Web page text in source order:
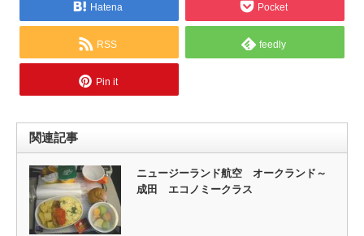
Hatena Pocket
RSS feedly
Pin it
関連記事
ニュージーランド航空 オークランド～
成田 エコノミークラス